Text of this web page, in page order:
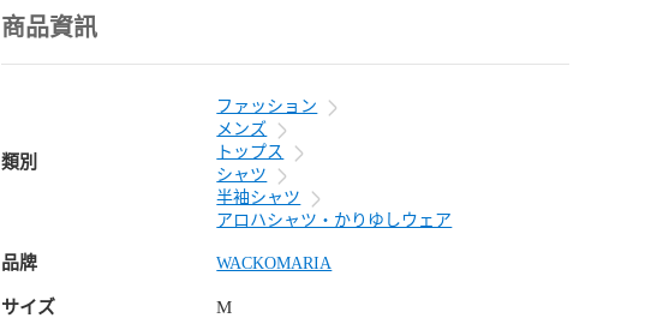
商品資訊
類別
ファッション
メンズ
トップス
シャツ
半袖シャツ
アロハシャツ・かりゆしウェア
品牌 WACKOMARIA
サイズ M